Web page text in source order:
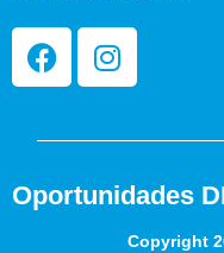
Oportunidades
Copyright